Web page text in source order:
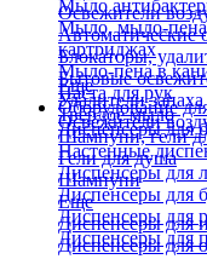
Мыло
Мыло, мыло-
картриджах
Мыло-пена в
Паста для рук
Твердое мыло
Шампуни, гели
Гели для душа
Шампуни
Освежители
Автоматические
Блокаторы,
Бытовые
Удалители запаха
Освежители
Еще
Оборудование
Диспенсеры для
Настенные
Диспенсеры для
Диспенсеры для
Диспенсеры для
Диспенсеры для
Еще
Диспенсеры для
Диспенсеры для